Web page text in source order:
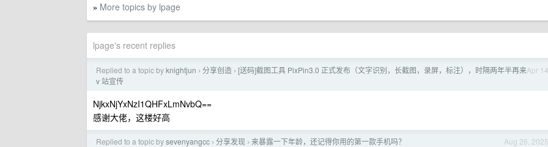
» More topics by lpage
lpage's recent replies
Apr 14
Replied to a topic byknightjun › 分享创造 › [送码]截图工具 PixPin3.0 正式发布（文字识别，长截图，录屏，标注），时隔两年半再来
v 站宣传
NjkxNjYxNzI1QHFxLmNvbQ==
感谢大佬，这楼好高
Aug 26, 2025
Replied to a topic bysevenyangcc › 分享发现 › 来暴露一下年龄，还记得你用的第一款手机吗？